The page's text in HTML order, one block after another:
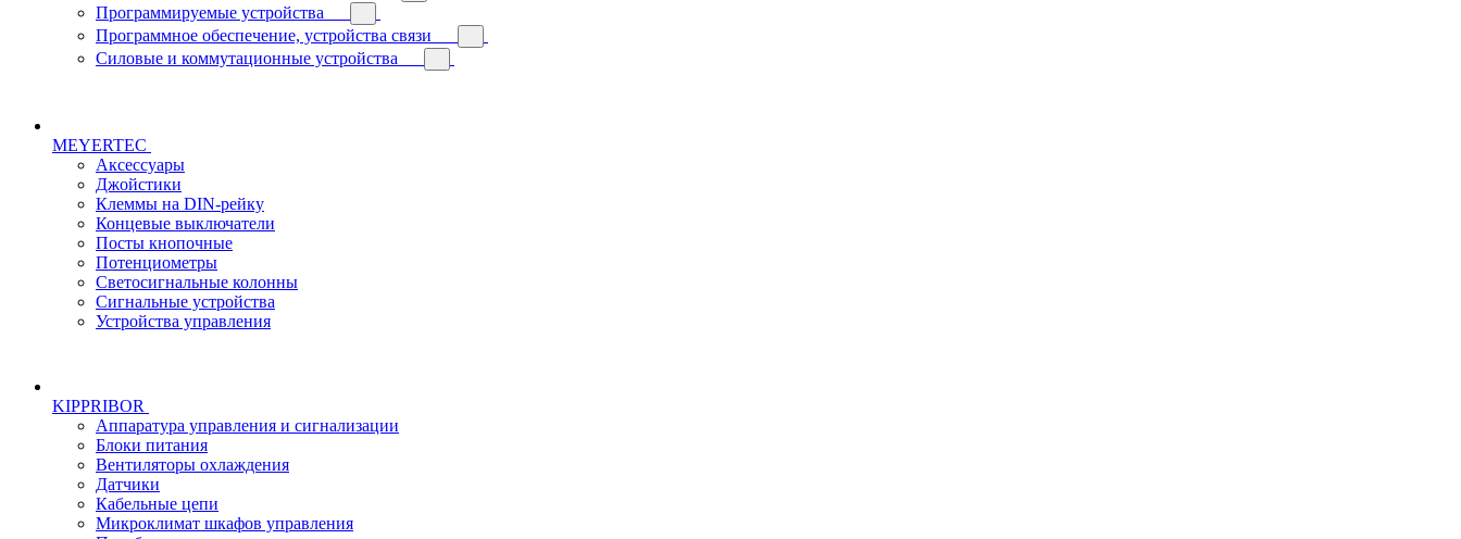
Программируемые устройства
Программное обеспечение, устройства связи
Силовые и коммутационные устройства
MEYERTEC
Аксессуары
Джойстики
Клеммы на DIN-рейку
Концевые выключатели
Посты кнопочные
Потенциометры
Светосигнальные колонны
Сигнальные устройства
Устройства управления
KIPPRIBOR
Аппаратура управления и сигнализации
Блоки питания
Вентиляторы охлаждения
Датчики
Кабельные цепи
Микроклимат шкафов управления